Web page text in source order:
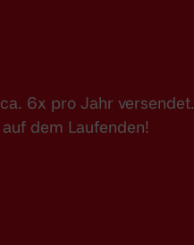
6x pro Jahr versendet.
dem Laufenden!